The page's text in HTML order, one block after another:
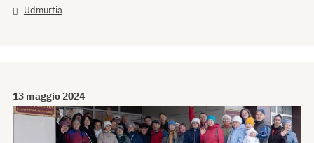
Udmurtia
13 maggio 2024